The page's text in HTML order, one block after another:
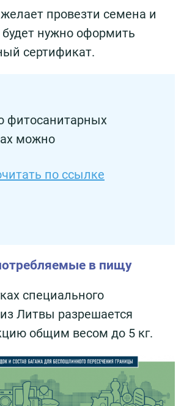
провезти семена и
нужно оформить
сертификат.
фитосанитарных
можно
по ссылке
в пищу
специального
Литвы разрешается
общим весом до 5 кг.